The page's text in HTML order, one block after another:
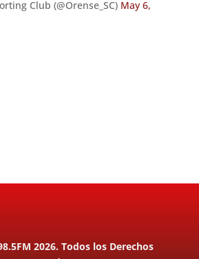
Club (@Orense_SC) May 6,
2026. Todos los Derechos